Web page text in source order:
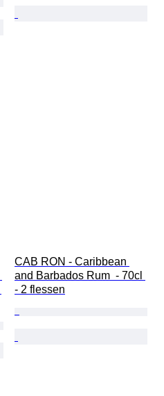
CAB RON - Caribbean
and Barbados Rum  - 70cl
- 2 flessen